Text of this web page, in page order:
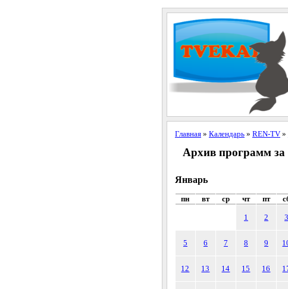
Главная» Календарь» REN-TV»
Архив программ за
Январь
пн вт ср чт пт
1 2 3
5 6 7 8 9
12 13 14 15 16